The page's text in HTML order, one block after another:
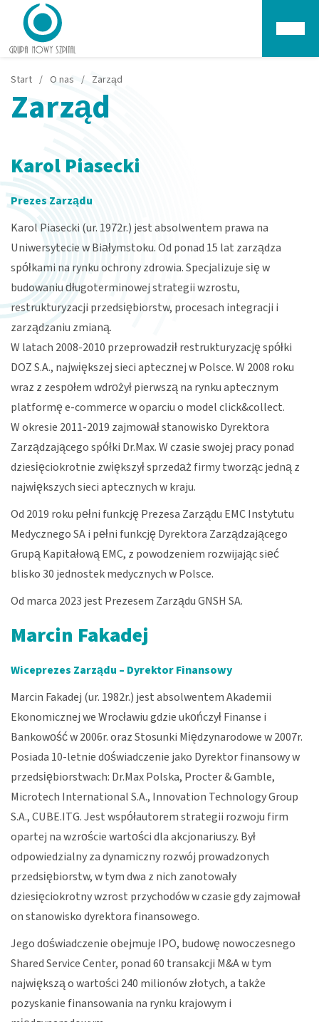
Start / O nas / Zarząd
Zarząd
Karol Piasecki
Prezes Zarządu
Karol Piasecki (ur. 1972r.) jest absolwentem prawa na
Uniwersytecie w Białymstoku. Od ponad 15 lat zarządza
spółkami na rynku ochrony zdrowia. Specjalizuje się w
budowaniu długoterminowej strategii wzrostu,
restrukturyzacji przedsiębiorstw, procesach integracji i
zarządzaniu zmianą.
W latach 2008-2010 przeprowadził restrukturyzację spółki
DOZ S.A., największej sieci aptecznej w Polsce. W 2008 roku
wraz z zespołem wdrożył pierwszą na rynku aptecznym
platformę e-commerce w oparciu o model click&collect.
W okresie 2011-2019 zajmował stanowisko Dyrektora
Zarządzającego spółki Dr.Max. W czasie swojej pracy ponad
dziesięciokrotnie zwiększył sprzedaż firmy tworząc jedną z
największych sieci aptecznych w kraju.
Od 2019 roku pełni funkcję Prezesa Zarządu EMC Instytutu
Medycznego SA i pełni funkcję Dyrektora Zarządzającego
Grupą Kapitałową EMC, z powodzeniem rozwijając sieć
blisko 30 jednostek medycznych w Polsce.
Od marca 2023 jest Prezesem Zarządu GNSH SA.
Marcin Fakadej
Wiceprezes Zarządu – Dyrektor Finansowy
Marcin Fakadej (ur. 1982r.) jest absolwentem Akademii
Ekonomicznej we Wrocławiu gdzie ukończył Finanse i
Bankowość w 2006r. oraz Stosunki Międzynarodowe w 2007r.
Posiada 10-letnie doświadczenie jako Dyrektor finansowy w
przedsiębiorstwach: Dr.Max Polska, Procter & Gamble,
Microtech International S.A., Innovation Technology Group
S.A., CUBE.ITG. Jest współautorem strategii rozwoju firm
opartej na wzroście wartości dla akcjonariuszy. Był
odpowiedzialny za dynamiczny rozwój prowadzonych
przedsiębiorstw, w tym dwa z nich zanotowały
dziesięciokrotny wzrost przychodów w czasie gdy zajmował
on stanowisko dyrektora finansowego.
Jego doświadczenie obejmuje IPO, budowę nowoczesnego
Shared Service Center, ponad 60 transakcji M&A w tym
największą o wartości 240 milionów złotych, a także
pozyskanie finansowania na rynku krajowym i